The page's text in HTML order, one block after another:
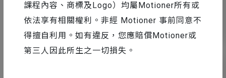
課程內容、商標及Logo）均屬Motioner所有或
依法享有相關權利。非經 Motioner 事前同意不
得擅自利用。如有違反，您應賠償Motioner或
第三人因此所生之一切損失。
7 9842